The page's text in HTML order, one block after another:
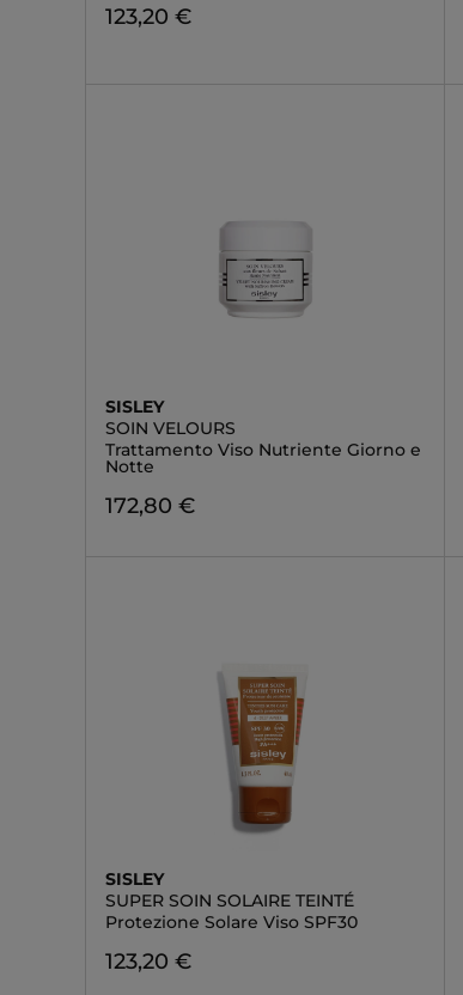
123,20 €
SISLEY
SOIN VELOURS
Trattamento Viso Nutriente Giorno e
Notte
172,80 €
SISLEY
SUPER SOIN SOLAIRE TEINTÉ
Protezione Solare Viso SPF30
123,20 €